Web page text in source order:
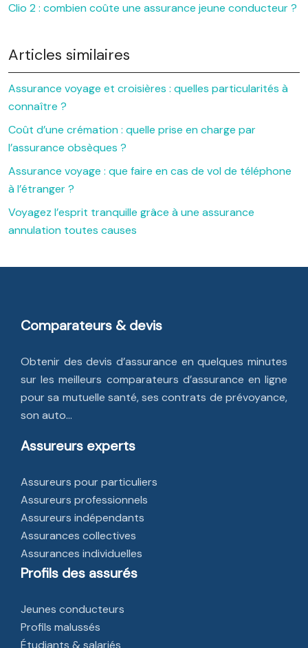
Clio 2 : combien coûte une assurance jeune conducteur ?
Articles similaires
Assurance voyage et croisières : quelles particularités à
connaître ?
Coût d’une crémation : quelle prise en charge par
l’assurance obsèques ?
Assurance voyage : que faire en cas de vol de téléphone
à l’étranger ?
Voyagez l’esprit tranquille grâce à une assurance
annulation toutes causes
Comparateurs & devis
Obtenir des devis d’assurance en quelques minutes
sur les meilleurs comparateurs d’assurance en ligne
pour sa mutuelle santé, ses contrats de prévoyance,
son auto…
Assureurs experts
Assureurs pour particuliers
Assureurs professionnels
Assureurs indépendants
Assurances collectives
Assurances individuelles
Profils des assurés
Jeunes conducteurs
Profils malussés